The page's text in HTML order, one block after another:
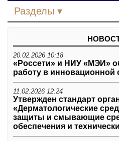
Разделы
20.02.2026 10:18
«Россети» и НИУ «МЭИ»
работу в инновационной
11.02.2026 12:24
Утвержден стандарт
«Дерматологические
защиты и смывающие
обеспечения и